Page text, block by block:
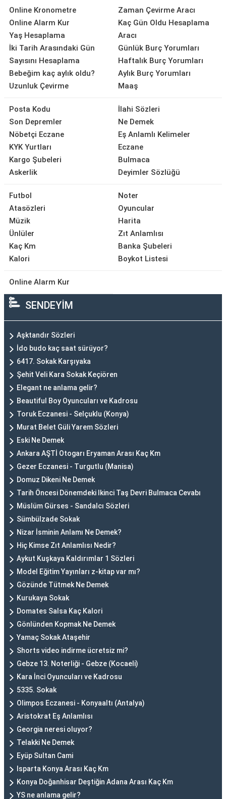
Online Kronometre
Online Alarm Kur
Yaş Hesaplama
İki Tarih Arasındaki Gün
Sayısını Hesaplama
Bebeğim kaç aylık oldu?
Uzunluk Çevirme
Zaman Çevirme Aracı
Kaç Gün Oldu Hesaplama
Aracı
Günlük Burç Yorumları
Haftalık Burç Yorumları
Aylık Burç Yorumları
Maaş
Posta Kodu
Son Depremler
Nöbetçi Eczane
KYK Yurtları
Kargo Şubeleri
Askerlik
İlahi Sözleri
Ne Demek
Eş Anlamlı Kelimeler
Eczane
Bulmaca
Deyimler Sözlüğü
Futbol
Atasözleri
Müzik
Ünlüler
Kaç Km
Kalori
Noter
Oyuncular
Harita
Zıt Anlamlısı
Banka Şubeleri
Boykot Listesi
Online Alarm Kur
SENDEYİM
Aşktandır Sözleri
İdo budo kaç saat sürüyor?
6417. Sokak Karşıyaka
Şehit Veli Kara Sokak Keçiören
Elegant ne anlama gelir?
Beautiful Boy Oyuncuları ve Kadrosu
Toruk Eczanesi - Selçuklu (Konya)
Murat Belet Güli Yarem Sözleri
Eski Ne Demek
Ankara AŞTİ Otogarı Eryaman Arası Kaç Km
Gezer Eczanesi - Turgutlu (Manisa)
Domuz Dikeni Ne Demek
Tarih Öncesi Dönemdeki Ikinci Taş Devri Bulmaca Cevabı
Müslüm Gürses - Sandalcı Sözleri
Sümbülzade Sokak
Nizar İsminin Anlamı Ne Demek?
Hiç Kimse Zıt Anlamlısı Nedir?
Aykut Kuşkaya Kaldırımlar 1 Sözleri
Model Eğitim Yayınları z-kitap var mı?
Gözünde Tütmek Ne Demek
Kurukaya Sokak
Domates Salsa Kaç Kalori
Gönlünden Kopmak Ne Demek
Yamaç Sokak Ataşehir
Shorts video indirme ücretsiz mi?
Gebze 13. Noterliği - Gebze (Kocaeli)
Kara İnci Oyuncuları ve Kadrosu
5335. Sokak
Olimpos Eczanesi - Konyaaltı (Antalya)
Aristokrat Eş Anlamlısı
Georgia neresi oluyor?
Telakki Ne Demek
Eyüp Sultan Cami
Isparta Konya Arası Kaç Km
Konya Doğanhisar Deştiğin Adana Arası Kaç Km
YS ne anlama gelir?